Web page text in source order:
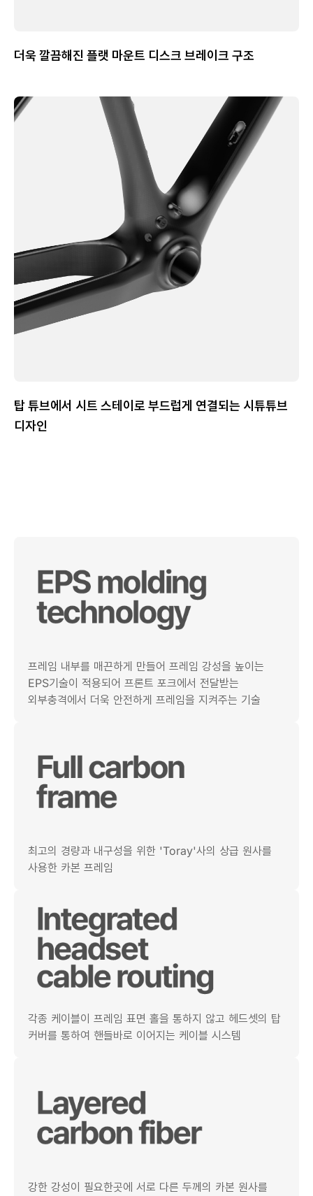
더욱 깔끔해진 플랫 마운트 디스크 브레이크 구조
탑 튜브에서 시트 스테이로 부드럽게 연결되는 시튜튜브
디자인
프레임 내부를 매끈하게 만들어 프레임 강성을 높이는
EPS기술이 적용되어 프론트 포크에서 전달받는
외부충격에서 더욱 안전하게 프레임을 지켜주는 기술
최고의 경량과 내구성을 위한 'Toray'사의 상급 원사를
사용한 카본 프레임
각종 케이블이 프레임 표면 홀을 통하지 않고 헤드셋의 탑
커버를 통하여 핸들바로 이어지는 케이블 시스템
강한 강성이 필요한곳에 서로 다른 두께의 카본 원사를